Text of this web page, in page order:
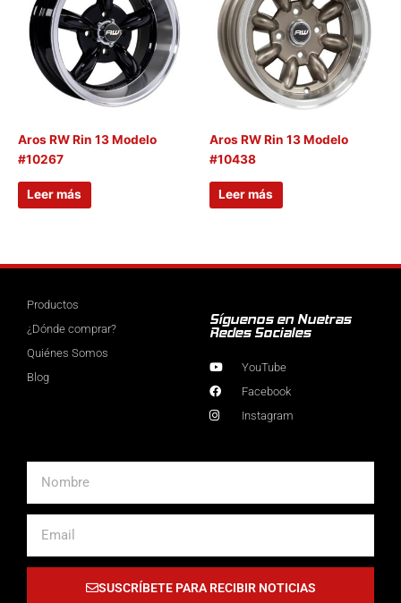
Aros RW Rin 13 Modelo
#10267
Leer más
Aros RW Rin 13 Modelo
#10438
Leer más
Productos
¿Dónde comprar?
Quiénes Somos
Blog
Síguenos en Nuetras
Redes Sociales
YouTube
Facebook
Instagram
SUSCRÍBETE PARA RECIBIR NOTICIAS